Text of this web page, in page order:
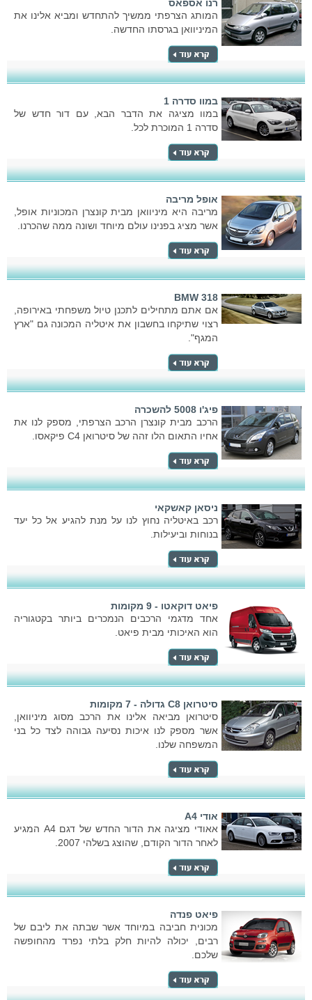
רנו אספאס
המותג הצרפתי ממשיך להתחדש ומביא אלינו את
המיניוואן בגרסתו החדשה.
במוו סדרה 1
במוו מציגה את הדבר הבא, עם דור חדש של
סדרה 1 המוכרת לכל.
אופל מריבה
מריבה היא מיניוואן מבית קונצרן המכוניות אופל,
אשר מציג בפנינו עולם מיוחד ושונה ממה שהכרנו.
BMW 318
אם אתם מתחילים לתכנן טיול משפחתי באירופה,
רצוי שתיקחו בחשבון את איטליה המכונה גם "ארץ
המגף".
פיג'ו 5008 להשכרה
הרכב מבית קונצרן הרכב הצרפתי, מספק לנו את
אחיו התאום הלו זהה של סיטרואן C4 פיקאסו.
ניסאן קאשקאי
רכב באיטליה נחוץ לנו על מנת להגיע אל כל יעד
בנוחות וביעילות.
פיאט דוקאטו - 9 מקומות
אחד מדגמי הרכבים הנמכרים ביותר בקטגוריה
הוא האיכותי מבית פיאט.
סיטרואן C8 גדולה - 7 מקומות
סיטרואן מביאה אלינו את הרכב מסוג מיניוואן,
אשר מספק לנו איכות נסיעה גבוהה לצד כל בני
המשפחה שלנו.
אודי A4
אאודי מציגה את הדור החדש של דגם A4 המגיע
לאחר הדור הקודם, שהוצג בשלהי 2007.
פיאט פנדה
מכונית חביבה במיוחד אשר שבתה את ליבם של
רבים, יכולה להיות חלק בלתי נפרד מהחופשה
שלכם.